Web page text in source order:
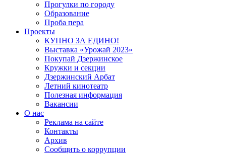
Прогулки по городу
Образование
Проба пера
Проекты
КУПНО ЗА ЕДИНО!
Выставка «Урожай 2023»
Покупай Дзержинское
Кружки и секции
Дзержинский Арбат
Летний кинотеатр
Полезная информация
Вакансии
О нас
Реклама на сайте
Контакты
Архив
Сообщить о коррупции